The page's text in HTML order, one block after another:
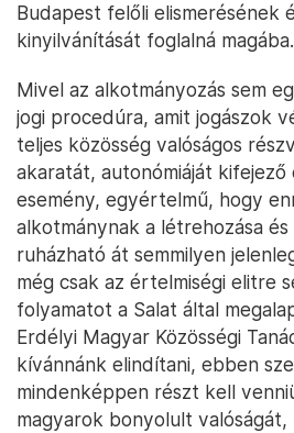
Budapest felőli elismerésének
kinyilvánítását foglalná magába.
Mivel az alkotmányozás sem
jogi procedúra, amit jogászok
teljes közösség valóságos
akaratát, autonómiáját kifejező
esemény, egyértelmű, hogy
alkotmánynak a létrehozása
ruházható át semmilyen
még csak az értelmiségi elitre
folyamatot a Salat által
Erdélyi Magyar Közösségi
kívánnánk elindítani, ebben
mindenképpen részt kell
magyarok bonyolult